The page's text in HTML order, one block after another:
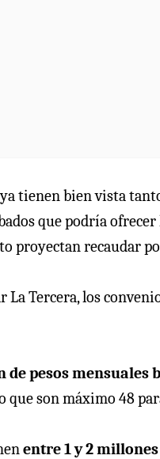
tienen bien vista
que podría
proyectan recaudar
Tercera, los
de pesos mensuales
que son máximo 48
entre 1 y 2